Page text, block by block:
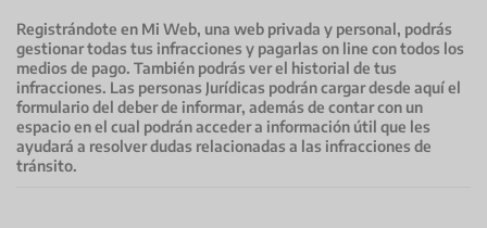
Registrándote en Mi Web, una web privada y personal, podrás
gestionar todas tus infracciones y pagarlas on line con todos los
medios de pago. También podrás ver el historial de tus
infracciones. Las personas Jurídicas podrán cargar desde aquí el
formulario del deber de informar, además de contar con un
espacio en el cual podrán acceder a información útil que les
ayudará a resolver dudas relacionadas a las infracciones de
tránsito.